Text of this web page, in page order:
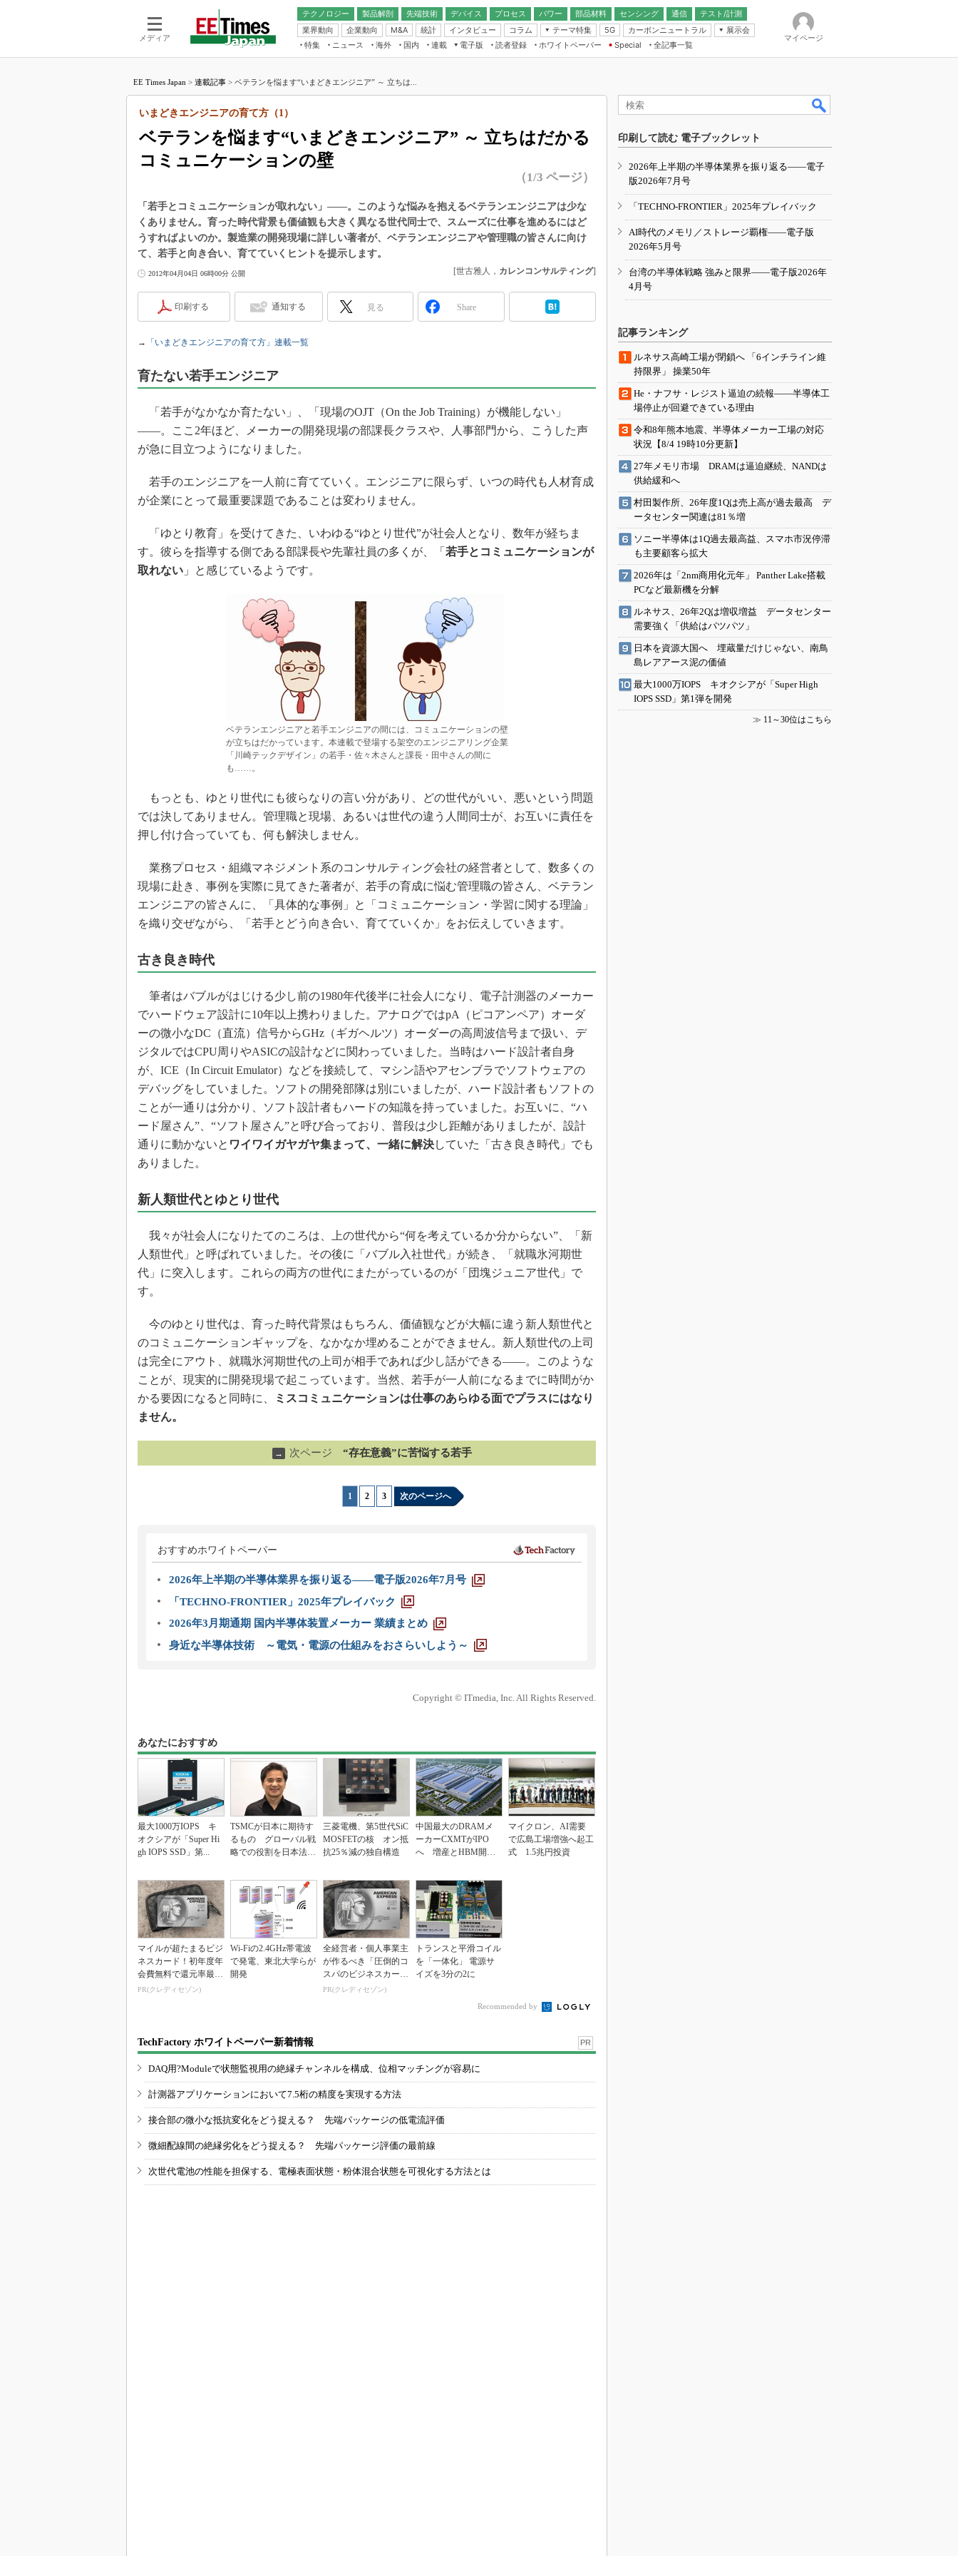
メディア
テクノロジー 製品解剖
先端技術
電池／エネルギー
デバイス
アナログ
マイコン
プロセス パワー 部品材料 センシング
通信
無線
テスト/計測
業界動向
企業動向 M&A 統計 インタビュー コラム
テーマ特集
フィジカルAI
読者調査（EE Times Research）
電源設計（EDN Japan）
エレクトロニクス入門（EDN
Japan）
5G カーボンニュートラル
展示会
IoT・エッジコンピューティング
EXPO
TECHNO-FRONTIER
人とくるま展
特集 ニュース 海外 国内
連載
福田昭のデバイス通信
大山聡の業界スコープ
大原雄介のエレ・組み込みプレイバ
ック
世界を「数字」で回してみよう
踊るバズワード ～Behind the
Buzzword
製品分解で探るアジアの新トレンド
光伝送技術を知る
“異端児エンジニア”が仕掛けた社内
IHSアナリスト「未来展望」
「英語に愛されないエンジニア」の
ための新行動論
電子版
電子ブックレット
読者登録 ホワイトペーパー
Special
全記事一覧
マイページ
EE Times Japan > 連載記事 > ベテランを悩ます“いまどきエンジニア” ～ 立ちは...
ベテランを悩ます“いまどきエンジニア” ～ 立ちはだかる
コミュニケーションの壁
いまどきエンジニアの育て方（1）
（1/3 ページ）
「若手とコミュニケーションが取れない」――。このような悩みを抱えるベテランエンジニアは少な
くありません。育った時代背景も価値観も大きく異なる世代同士で、スムーズに仕事を進めるにはど
うすればよいのか。製造業の開発現場に詳しい著者が、ベテランエンジニアや管理職の皆さんに向け
て、若手と向き合い、育てていくヒントを提示します。
2012年04月04日 06時00分 公開 [世古雅人， カレンコンサルティング]
印刷する 通知する 見る Share
→ 「いまどきエンジニアの育て方」連載一覧
育たない若手エンジニア
「若手がなかなか育たない」、「現場のOJT（On the Job Training）が機能しない」
――。ここ2年ほど、メーカーの開発現場の部課長クラスや、人事部門から、こうした声
が急に目立つようになりました。
若手のエンジニアを一人前に育てていく。エンジニアに限らず、いつの時代も人材育成
が企業にとって最重要課題であることは変わりません。
「ゆとり教育」を受けてきた、いわゆる“ゆとり世代”が社会人となり、数年が経ちま
す。彼らを指導する側である部課長や先輩社員の多くが、「 若手とコミュニケーションが
取れない 」と感じているようです。
ベテランエンジニアと若手エンジニアの間には、コミュニケーションの壁
が立ちはだかっています。本連載で登場する架空のエンジニアリング企業
「川崎テックデザイン」の若手・佐々木さんと課長・田中さんの間に
も……。
もっとも、ゆとり世代にも彼らなりの言い分があり、どの世代がいい、悪いという問題
では決してありません。管理職と現場、あるいは世代の違う人間同士が、お互いに責任を
押し付け合っていても、何も解決しません。
業務プロセス・組織マネジメント系のコンサルティング会社の経営者として、数多くの
現場に赴き、事例を実際に見てきた著者が、若手の育成に悩む管理職の皆さん、ベテラン
エンジニアの皆さんに、「具体的な事例」と「コミュニケーション・学習に関する理論」
を織り交ぜながら、「若手とどう向き合い、育てていくか」をお伝えしていきます。
古き良き時代
筆者はバブルがはじける少し前の1980年代後半に社会人になり、電子計測器のメーカー
でハードウェア設計に10年以上携わりました。アナログではpA（ピコアンペア）オーダ
ーの微小なDC（直流）信号からGHz（ギガヘルツ）オーダーの高周波信号まで扱い、デ
ジタルではCPU周りやASICの設計などに関わっていました。当時はハード設計者自身
が、ICE（In Circuit Emulator）などを接続して、マシン語やアセンブラでソフトウェアの
デバッグをしていました。ソフトの開発部隊は別にいましたが、ハード設計者もソフトの
ことが一通りは分かり、ソフト設計者もハードの知識を持っていました。お互いに、“ハ
ード屋さん”、“ソフト屋さん”と呼び合っており、普段は少し距離がありましたが、設計
通りに動かないと ワイワイガヤガヤ集まって、一緒に解決していた「古き良き時代」でも
ありました。
新人類世代とゆとり世代
我々が社会人になりたてのころは、上の世代から“何を考えているか分からない”、「新
人類世代」と呼ばれていました。その後に「バブル入社世代」が続き、「就職氷河期世
代」に突入します。これらの両方の世代にまたがっているのが「団塊ジュニア世代」で
す。
今のゆとり世代は、育った時代背景はもちろん、価値観などが大幅に違う新人類世代と
のコミュニケーションギャップを、なかなか埋めることができません。新人類世代の上司
は完全にアウト、就職氷河期世代の上司が相手であれば少し話ができる――。このような
ことが、現実的に開発現場で起こっています。当然、若手が一人前になるまでに時間がか
かる要因になると同時に、
ミスコミュニケーションは仕事のあらゆる面でプラスにはなり
ません。
→ 次ページ “存在意義”に苦悩する若手
1 2 3 次のページへ
おすすめホワイトペーパー
2026年上半期の半導体業界を振り返る――電子版2026年7月号
「TECHNO-FRONTIER」2025年プレイバック
2026年3月期通期 国内半導体装置メーカー 業績まとめ
身近な半導体技術 ～電気・電源の仕組みをおさらいしよう～
Copyright © ITmedia, Inc. All Rights Reserved.
あなたにおすすめ
最大1000万IOPS キ
オクシアが「Super Hi
gh IOPS SSD」第...
TSMCが日本に期待す
るもの グローバル戦
略での役割を日本法人
三菱電機、第5世代SiC
MOSFETの核 オン抵
抗25％減の独自構造
中国最大のDRAMメ
ーカーCXMTがIPO
へ 増産とHBM開発
マイクロン、AI需要
で広島工場増強へ起工
式 1.5兆円投資
マイルが超たまるビジ
ネスカード！初年度年
会費無料で還元率最大
1.125%
PR(クレディセゾン)
Wi-Fiの2.4GHz帯電波
で発電、東北大学らが
開発
全経営者・個人事業主
が作るべき「圧倒的コ
スパのビジネスカー
ド」
PR(クレディセゾン)
トランスと平滑コイル
を「一体化」 電源サ
イズを3分の2に
Recommended by
TechFactory ホワイトペーパー新着情報 PR
DAQ用?Moduleで状態監視用の絶縁チャンネルを構成、位相マッチングが容易に
計測器アプリケーションにおいて7.5桁の精度を実現する方法
接合部の微小な抵抗変化をどう捉える？ 先端パッケージの低電流評価
微細配線間の絶縁劣化をどう捉える？ 先端パッケージ評価の最前線
次世代電池の性能を担保する、電極表面状態・粉体混合状態を可視化する方法とは
印刷して読む 電子ブックレット
2026年上半期の半導体業界を振り返る――電子
版2026年7月号
「TECHNO-FRONTIER」2025年プレイバック
AI時代のメモリ／ストレージ覇権――電子版
2026年5月号
台湾の半導体戦略 強みと限界――電子版2026年
4月号
記事ランキング
ルネサス高崎工場が閉鎖へ 「6インチライン維
持限界」 操業50年
He・ナフサ・レジスト逼迫の続報――半導体工
場停止が回避できている理由
令和8年熊本地震、半導体メーカー工場の対応
状況【8/4 19時10分更新】
27年メモリ市場 DRAMは逼迫継続、NANDは
供給緩和へ
村田製作所、26年度1Qは売上高が過去最高 デ
ータセンター関連は81％増
ソニー半導体は1Q過去最高益、スマホ市況停滞
も主要顧客ら拡大
2026年は「2nm商用化元年」 Panther Lake搭載
PCなど最新機を分解
ルネサス、26年2Qは増収増益 データセンター
需要強く「供給はパツパツ」
日本を資源大国へ 埋蔵量だけじゃない、南鳥
島レアアース泥の価値
最大1000万IOPS キオクシアが「Super High
IOPS SSD」第1弾を開発
≫ 11～30位はこちら